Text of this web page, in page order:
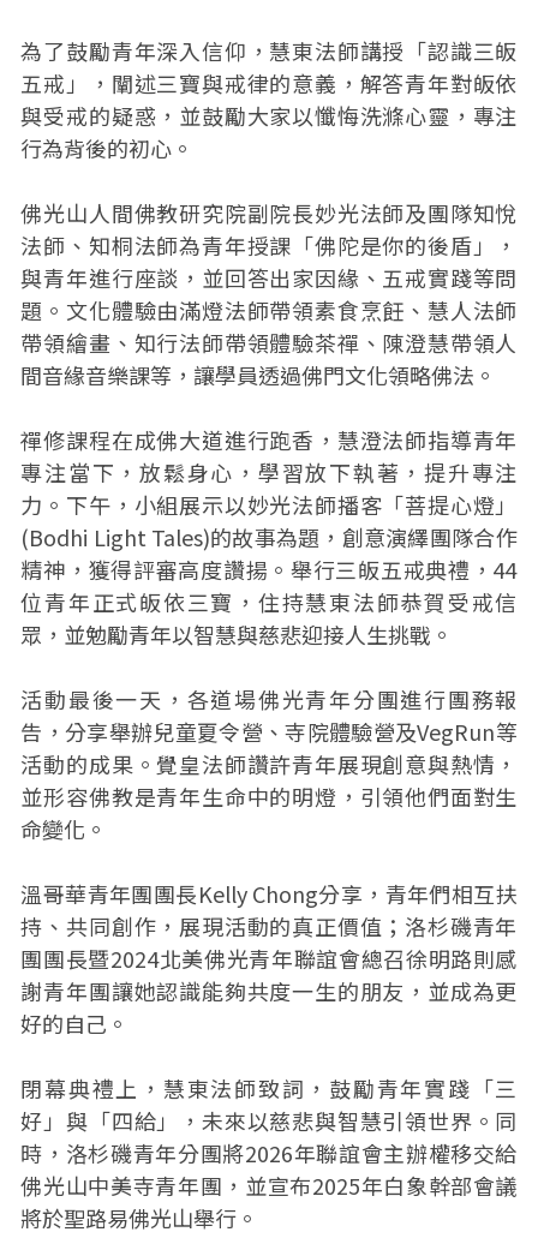
為了鼓勵青年深入信仰，慧東法師講授「認識三皈
五戒」，闡述三寶與戒律的意義，解答青年對皈依
與受戒的疑惑，並鼓勵大家以懺悔洗滌心靈，專注
行為背後的初心。
佛光山人間佛教研究院副院長妙光法師及團隊知悅
法師、知桐法師為青年授課「佛陀是你的後盾」，
與青年進行座談，並回答出家因緣、五戒實踐等問
題。文化體驗由滿燈法師帶領素食烹飪、慧人法師
帶領繪畫、知行法師帶領體驗茶禪、陳澄慧帶領人
間音緣音樂課等，讓學員透過佛門文化領略佛法。
禪修課程在成佛大道進行跑香，慧澄法師指導青年
專注當下，放鬆身心，學習放下執著，提升專注
力。下午，小組展示以妙光法師播客「菩提心燈」
(Bodhi Light Tales)的故事為題，創意演繹團隊合作
精神，獲得評審高度讚揚。舉行三皈五戒典禮，44
位青年正式皈依三寶，住持慧東法師恭賀受戒信
眾，並勉勵青年以智慧與慈悲迎接人生挑戰。
活動最後一天，各道場佛光青年分團進行團務報
告，分享舉辦兒童夏令營、寺院體驗營及VegRun等
活動的成果。覺皇法師讚許青年展現創意與熱情，
並形容佛教是青年生命中的明燈，引領他們面對生
命變化。
溫哥華青年團團長Kelly Chong分享，青年們相互扶
持、共同創作，展現活動的真正價值；洛杉磯青年
團團長暨2024北美佛光青年聯誼會總召徐明路則感
謝青年團讓她認識能夠共度一生的朋友，並成為更
好的自己。
閉幕典禮上，慧東法師致詞，鼓勵青年實踐「三
好」與「四給」，未來以慈悲與智慧引領世界。同
時，洛杉磯青年分團將2026年聯誼會主辦權移交給
佛光山中美寺青年團，並宣布2025年白象幹部會議
將於聖路易佛光山舉行。